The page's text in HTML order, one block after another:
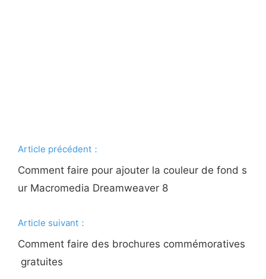
Article précédent：
Comment faire pour ajouter la couleur de fond s
ur Macromedia Dreamweaver 8
Article suivant：
Comment faire des brochures commémoratives
gratuites